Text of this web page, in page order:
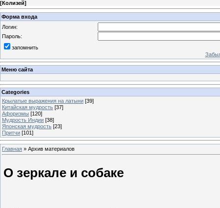
[Колизей]
Форма входа
Логин:
Пароль:
запомнить
Меню сайта
Categories
Крылатые выражения на латыни [39]
Китайская мудрость [37]
Афоризмы [120]
Мудрость Индии [38]
Японская мудрость [23]
Притчи [101]
Главная » Архив материалов
О зеркале и собаке